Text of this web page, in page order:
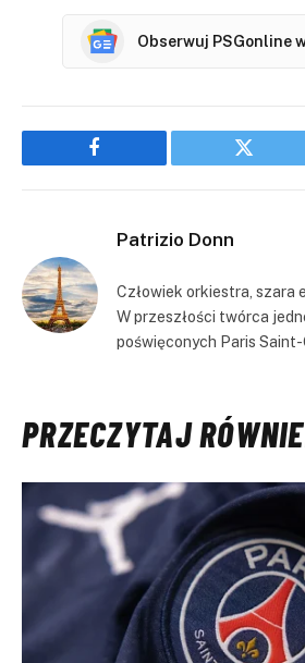
Obserwuj PSGonline
Facebook Twitter
Patrizio Donn
Człowiek orkiestra, szara
W przeszłości twórca
poświęconych Paris Saint-
PRZECZYTAJ